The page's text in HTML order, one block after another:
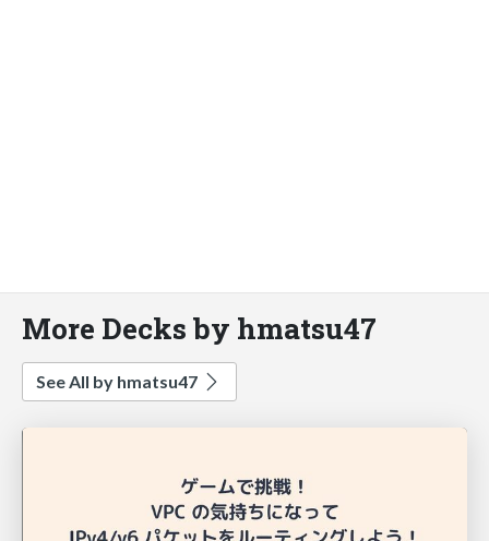
More Decks by hmatsu47
See All by hmatsu47